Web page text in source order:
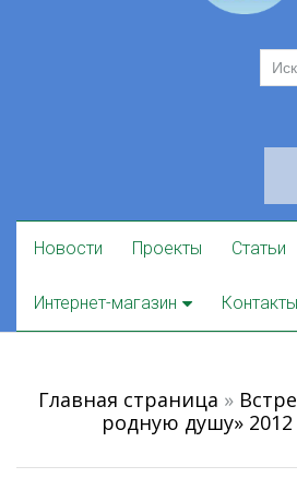
Новости Проекты Статьи
Интернет-магазин Контакты
Главная страница »
родную душу» 2012